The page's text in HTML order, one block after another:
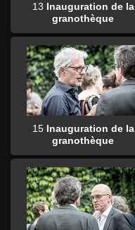
13 Inauguration de la
granothèque
15 Inauguration de la
granothèque